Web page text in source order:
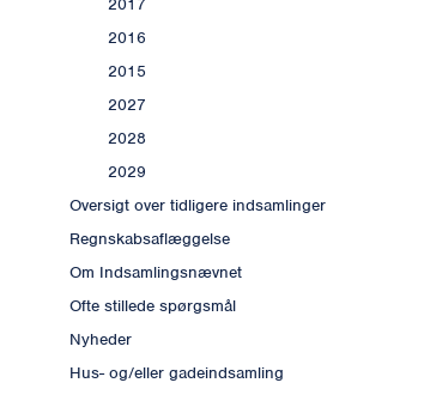
2017
2016
2015
2027
2028
2029
Oversigt over tidligere indsamlinger
Regnskabsaflæggelse
Om Indsamlingsnævnet
Ofte stillede spørgsmål
Nyheder
Hus- og/eller gadeindsamling